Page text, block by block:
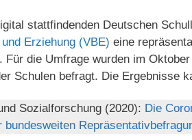
stattfindenden Deutschen
Erziehung (VBE) eine
Für die Umfrage wurden im
Schulen befragt. Die Ergebnisse
Sozialforschung (2020): Die
bundesweiten